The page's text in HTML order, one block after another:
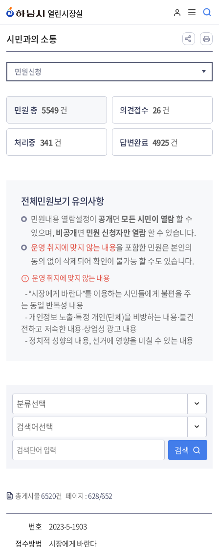
열린시장실
시민과의 소통
민원신청
민원 총 5549건 의견접수 26건
처리중 341건 답변완료 4925건
전체민원보기 유의사항
민원내용 열람설정이공개면모든 시민이 열람할 수
있으며,비공개면 민원 신청자만 열람할 수 있습니다.
운영 취지에 맞지 않는 내용을 포함한 민원은 본인의
동의 없이 삭제되어 확인이 불가능 할 수도 있습니다.
운영 취지에 맞지 않는 내용
- “시장에게 바란다”를 이용하는 시민들에게 불편을 주
는 동일 반복성 내용
- 개인정보 노출·특정 개인(단체)을 비방하는 내용·불건
전하고 저속한 내용·상업성 광고 내용
- 정치적 성향의 내용, 선거에 영향을 미칠 수 있는 내용
검색
총게시물6520건 페이지 :628/652
번호
2023-5-1903
접수방법
시장에게 바란다